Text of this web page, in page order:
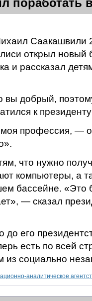
поработать
Саакашвили
открыл новый
и рассказал
вы добрый,
к
профессия, —
что нужно
компьютеры, а
бассейне. «Это
— сказал
до его
есть по всей
из социально
аналитическое